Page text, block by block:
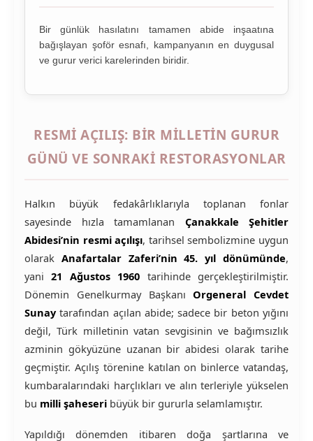
Bir günlük hasılatını tamamen abide inşaatına
bağışlayan şoför esnafı, kampanyanın en duygusal
ve gurur verici karelerinden biridir.
RESMI AÇILIŞ: BIR MILLETIN GURUR
GÜNÜ VE SONRAKI RESTORASYONLAR
Halkın büyük fedakârlıklarıyla toplanan fonlar
sayesinde hızla tamamlanan Çanakkale Şehitler
Abidesi’nin resmi açılışı, tarihsel sembolizmine uygun
olarak Anafartalar Zaferi’nin 45. yıl dönümünde,
yani21 Ağustos 1960 tarihinde gerçekleştirilmiştir.
Dönemin Genelkurmay BaşkanıOrgeneral Cevdet
Sunaytarafından açılan abide; sadece bir beton yığını
değil, Türk milletinin vatan sevgisinin ve bağımsızlık
azminin gökyüzüne uzanan bir abidesi olarak tarihe
geçmiştir. Açılış törenine katılan on binlerce vatandaş,
kumbaralarındaki harçlıkları ve alın terleriyle yükselen
bu milli şaheseri büyük bir gururla selamlamıştır.
Yapıldığı dönemden itibaren doğa şartlarına ve